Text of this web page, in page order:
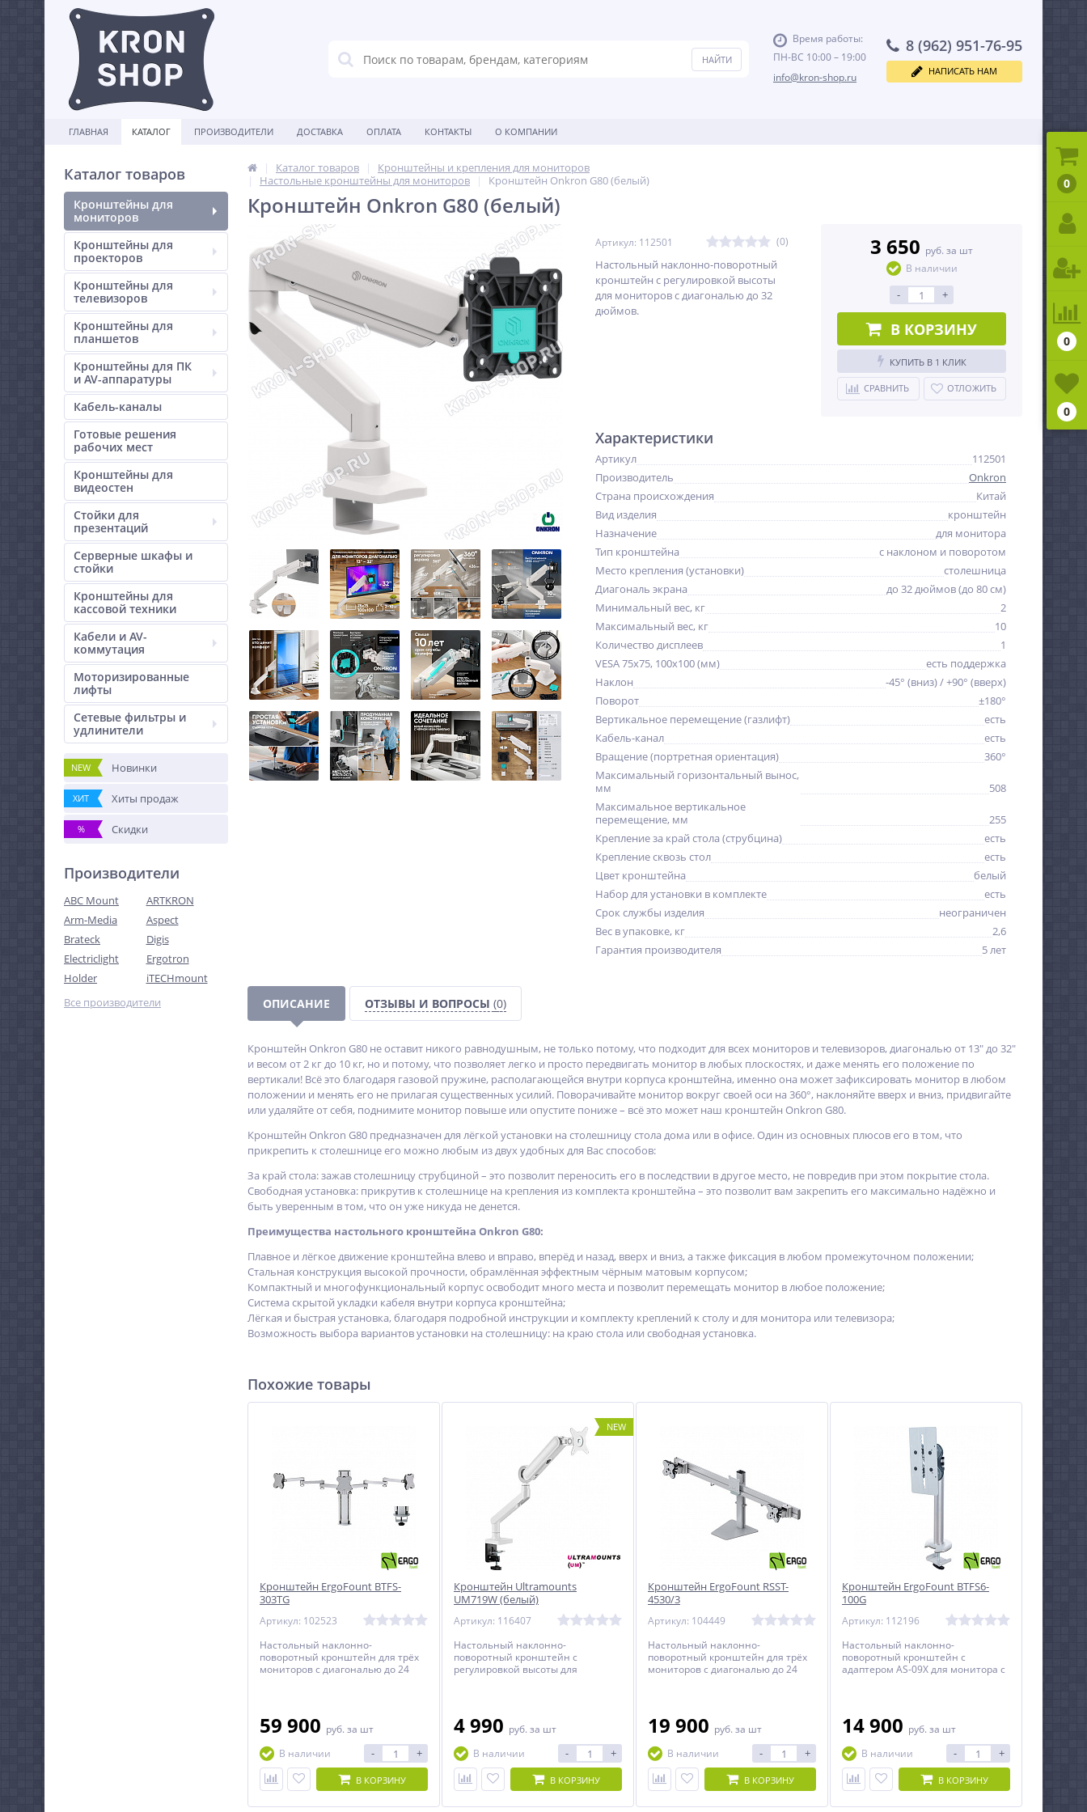
Время работы:
ПН-ВС 10:00 – 19:00
info@kron-shop.ru
8 (962) 951-76-95
НАПИСАТЬ НАМ
ГЛАВНАЯ КАТАЛОГ ПРОИЗВОДИТЕЛИ ДОСТАВКА ОПЛАТА КОНТАКТЫ О КОМПАНИИ
Каталог товаров
Кронштейны для
мониторов
Кронштейны для
проекторов
Кронштейны для
телевизоров
Кронштейны для
планшетов
Кронштейны для ПК
и AV-аппаратуры
Кабель-каналы
Готовые решения
рабочих мест
Кронштейны для
видеостен
Стойки для
презентаций
Серверные шкафы и
стойки
Кронштейны для
кассовой техники
Кабели и AV-
коммутация
Моторизированные
лифты
Сетевые фильтры и
удлинители
NEW Новинки
ХИТ Хиты продаж
% Скидки
Производители
ABC Mount
ARTKRON
Arm-Media
Aspect
Brateck
Digis
Electriclight
Ergotron
Holder
iTECHmount
Все производители
Каталог товаров
Кронштейны и крепления для мониторов
Настольные кронштейны для мониторов
Кронштейн Onkron G80 (белый)
Кронштейн Onkron G80 (белый)
Артикул: 112501 (0)
Настольный наклонно-поворотный
кронштейн с регулировкой высоты
для мониторов с диагональю до 32
дюймов.
3 650 руб. за шт
В наличии
- +
В КОРЗИНУ
КУПИТЬ В 1 КЛИК
СРАВНИТЬ ОТЛОЖИТЬ
Характеристики
Артикул
112501
Производитель
Onkron
Страна происхождения
Китай
Вид изделия
кронштейн
Назначение
для монитора
Тип кронштейна
с наклоном и поворотом
Место крепления (установки)
столешница
Диагональ экрана
до 32 дюймов (до 80 см)
Минимальный вес, кг
2
Максимальный вес, кг
10
Количество дисплеев
1
VESA 75x75, 100x100 (мм)
есть поддержка
Наклон
-45° (вниз) / +90° (вверх)
Поворот
±180°
Вертикальное перемещение (газлифт)
есть
Кабель-канал
есть
Вращение (портретная ориентация)
360°
Максимальный горизонтальный вынос,
мм
508
Максимальное вертикальное
перемещение, мм
255
Крепление за край стола (струбцина)
есть
Крепление сквозь стол
есть
Цвет кронштейна
белый
Набор для установки в комплекте
есть
Срок службы изделия
неограничен
Вес в упаковке, кг
2,6
Гарантия производителя
5 лет
ОПИСАНИЕ ОТЗЫВЫ И ВОПРОСЫ (0)
Кронштейн Onkron G80 не оставит никого равнодушным, не только потому, что подходит для всех мониторов и телевизоров, диагональю от 13" до 32"
и весом от 2 кг до 10 кг, но и потому, что позволяет легко и просто передвигать монитор в любых плоскостях, и даже менять его положение по
вертикали! Всё это благодаря газовой пружине, располагающейся внутри корпуса кронштейна, именно она может зафиксировать монитор в любом
положении и менять его не прилагая существенных усилий. Поворачивайте монитор вокруг своей оси на 360°, наклоняйте вверх и вниз, придвигайте
или удаляйте от себя, поднимите монитор повыше или опустите пониже – всё это может наш кронштейн Onkron G80.
Кронштейн Onkron G80 предназначен для лёгкой установки на столешницу стола дома или в офисе. Один из основных плюсов его в том, что
прикрепить к столешнице его можно любым из двух удобных для Вас способов:
За край стола: зажав столешницу струбциной – это позволит переносить его в последствии в другое место, не повредив при этом покрытие стола.
Свободная установка: прикрутив к столешнице на крепления из комплекта кронштейна – это позволит вам закрепить его максимально надёжно и
быть уверенным в том, что он уже никуда не денется.
Преимущества настольного кронштейна Onkron G80:
Плавное и лёгкое движение кронштейна влево и вправо, вперёд и назад, вверх и вниз, а также фиксация в любом промежуточном положении;
Стальная конструкция высокой прочности, обрамлённая эффектным чёрным матовым корпусом;
Компактный и многофункциональный корпус освободит много места и позволит перемещать монитор в любое положение;
Система скрытой укладки кабеля внутри корпуса кронштейна;
Лёгкая и быстрая установка, благодаря подробной инструкции и комплекту креплений к столу и для монитора или телевизора;
Возможность выбора вариантов установки на столешницу: на краю стола или свободная установка.
Похожие товары
Кронштейн ErgoFount BTFS-
303TG
Артикул: 102523
Настольный наклонно-
поворотный кронштейн для трёх
мониторов с диагональю до 24
59 900 руб. за шт
В наличии
- +
В КОРЗИНУ
NEW
Кронштейн Ultramounts
UM719W (белый)
Артикул: 116407
Настольный наклонно-
поворотный кронштейн с
регулировкой высоты для
4 990 руб. за шт
В наличии
- +
В КОРЗИНУ
Кронштейн ErgoFount RSST-
4530/3
Артикул: 104449
Настольный наклонно-
поворотный кронштейн для трёх
мониторов с диагональю до 24
19 900 руб. за шт
В наличии
- +
В КОРЗИНУ
Кронштейн ErgoFount BTFS6-
100G
Артикул: 112196
Настольный наклонно-
поворотный кронштейн с
адаптером AS-09X для монитора с
14 900 руб. за шт
В наличии
- +
В КОРЗИНУ
0
0
0